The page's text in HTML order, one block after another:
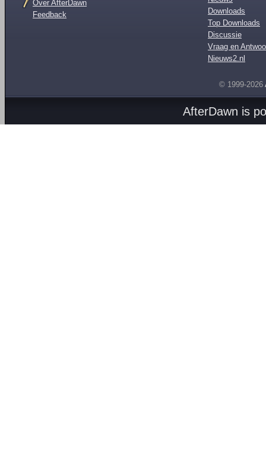
Over AfterDawn
Feedback
Downloads
Top Downloads
Discussie
Vraag en
Nieuws2.nl
© 1999-2026
AfterDawn is